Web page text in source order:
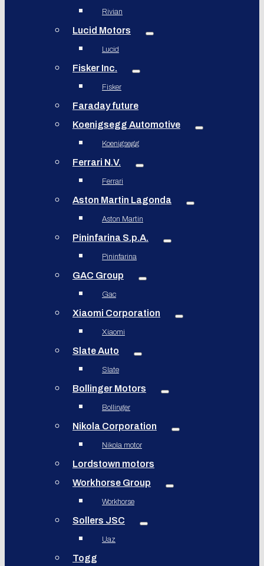
Rivian
Lucid Motors
Lucid
Fisker Inc.
Fisker
Faraday future
Koenigsegg Automotive
Koenigsegg
Ferrari N.V.
Ferrari
Aston Martin Lagonda
Aston Martin
Pininfarina S.p.A.
Pininfarina
GAC Group
Gac
Xiaomi Corporation
Xiaomi
Slate Auto
Slate
Bollinger Motors
Bollinger
Nikola Corporation
Nikola motor
Lordstown motors
Workhorse Group
Workhorse
Sollers JSC
Uaz
Togg